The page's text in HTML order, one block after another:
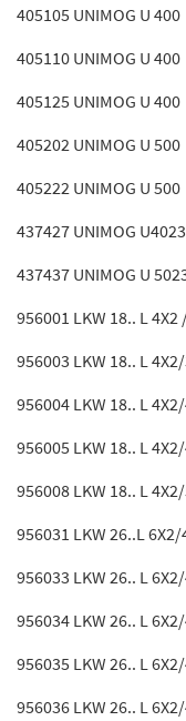
405105 UNIMOG U 400
405110 UNIMOG U 400
405125 UNIMOG U 400
405202 UNIMOG U 500
405222 UNIMOG U 500
437427 UNIMOG U4023
437437 UNIMOG U
956001 LKW 18.. L 4X2
956003 LKW 18.. L
956004 LKW 18.. L
956005 LKW 18.. L
956008 LKW 18.. L
956031 LKW 26..L
956033 LKW 26.. L
956034 LKW 26.. L
956035 LKW 26.. L
956036 LKW 26.. L